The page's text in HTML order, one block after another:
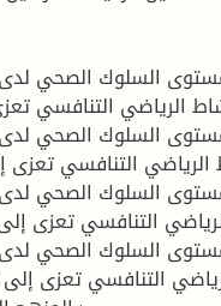
الرياضي التنافسي
الرياضي التنافسي تعزى
التنافسي تعزى
التنافسي تعزى إلى